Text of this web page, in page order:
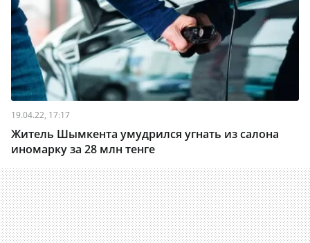
19.04.22, 17:17
Житель Шымкента умудрился угнать из салона
иномарку за 28 млн тенге